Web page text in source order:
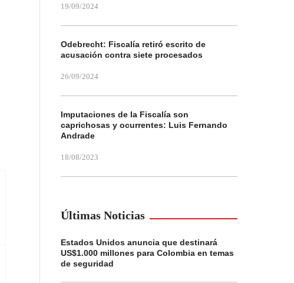
19/09/2024
Odebrecht: Fiscalía retiró escrito de
acusación contra siete procesados
26/09/2024
Imputaciones de la Fiscalía son
caprichosas y ocurrentes: Luis Fernando
Andrade
18/08/2023
Últimas Noticias
Estados Unidos anuncia que destinará
US$1.000 millones para Colombia en temas
de seguridad